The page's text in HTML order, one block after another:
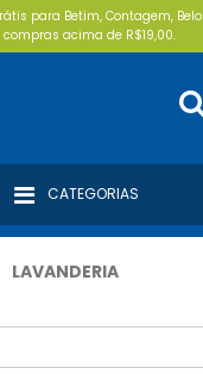
para Betim, Contagem,
compras acima de R$19,00.
CATEGORIAS
LAVANDERIA